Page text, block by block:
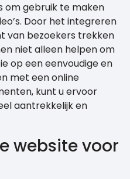
om gebruik te maken
Door het integreren
van bezoekers trekken
niet alleen helpen om
op een eenvoudige en
met een online
kunt u ervoor
aantrekkelijk en
website voor